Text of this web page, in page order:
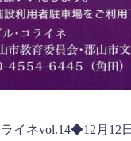
イネvol.14◆12月12